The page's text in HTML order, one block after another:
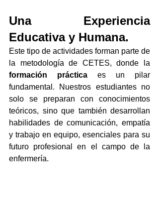
Una Experiencia
Educativa y Humana.
Este tipo de actividades forman parte de
formación práctica es un pilar
fundamental. Nuestros estudiantes no
solo se preparan con conocimientos
teóricos, sino que también desarrollan
habilidades de comunicación, empatía
y trabajo en equipo, esenciales para su
futuro profesional en el campo de la
enfermería.